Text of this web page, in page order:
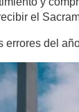
el
errores del